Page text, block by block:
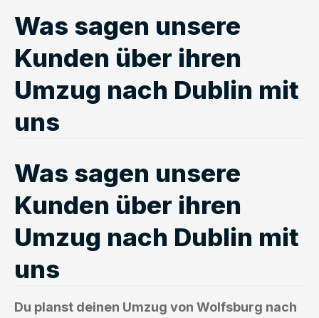
Was sagen unsere
Kunden über ihren
Umzug nach Dublin mit
uns
Was sagen unsere
Kunden über ihren
Umzug nach Dublin mit
uns
Du planst deinen Umzug von Wolfsburg nach